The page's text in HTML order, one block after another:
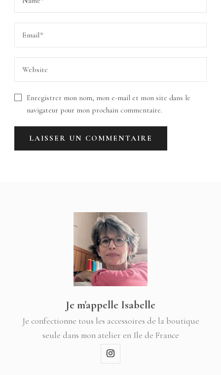
Enregistrer mon nom, mon e-mail et mon site dans le
navigateur pour mon prochain commentaire.
Je m'appelle Isabelle
Je confectionne tous les accessoires de la boutique
seule dans mon atelier en Ile de France